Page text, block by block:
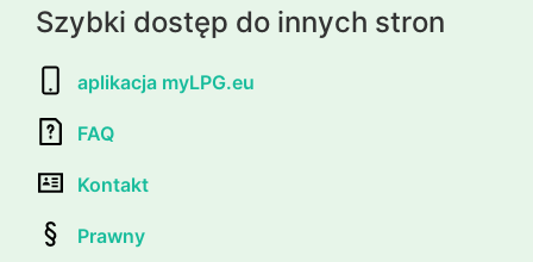
Szybki dostęp do innych stron
aplikacja myLPG.eu
FAQ
Kontakt
Prawny